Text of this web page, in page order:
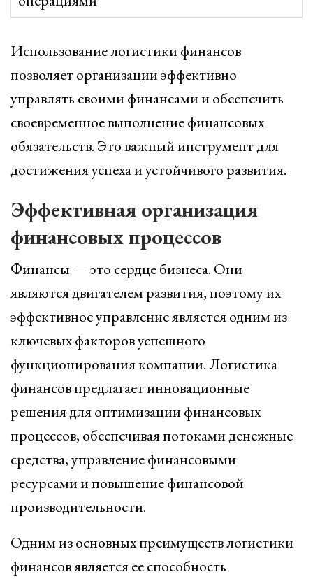
Использование логистики финансов
позволяет организации эффективно
управлять своими финансами и обеспечить
своевременное выполнение финансовых
обязательств. Это важный инструмент для
достижения успеха и устойчивого развития.
Эффективная организация
финансовых процессов
Финансы — это сердце бизнеса. Они
являются двигателем развития, поэтому их
эффективное управление является одним из
ключевых факторов успешного
функционирования компании. Логистика
финансов предлагает инновационные
решения для оптимизации финансовых
процессов, обеспечивая потоками денежные
средства, управление финансовыми
ресурсами и повышение финансовой
производительности.
Одним из основных преимуществ логистики
финансов является ее способность